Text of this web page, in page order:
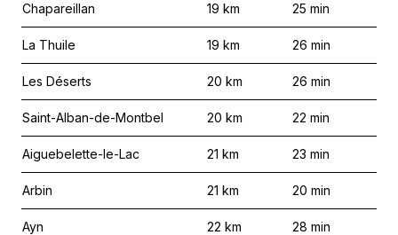
Chapareillan 19 km 25 min
La Thuile 19 km 26 min
Les Déserts 20 km 26 min
Saint-Alban-de-Montbel 20 km 22 min
Aiguebelette-le-Lac 21 km 23 min
Arbin 21 km 20 min
Ayn 22 km 28 min